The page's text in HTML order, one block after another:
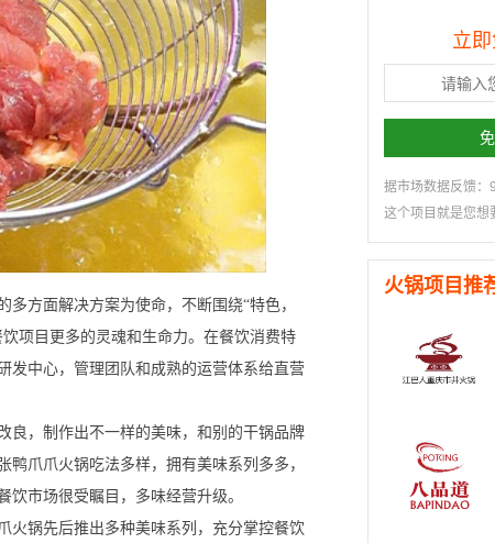
方面解决方案为使命，不断围绕“特色，
项目更多的灵魂和生命力。在餐饮消费特
发中心，管理团队和成熟的运营体系给直营
，制作出不一样的美味，和别的干锅品牌
爪爪火锅吃法多样，拥有美味系列多多，
市场很受瞩目，多味经营升级。
锅先后推出多种美味系列，充分掌控餐饮
立
据市场数据反馈：
这个项目就是您想
火锅项目推